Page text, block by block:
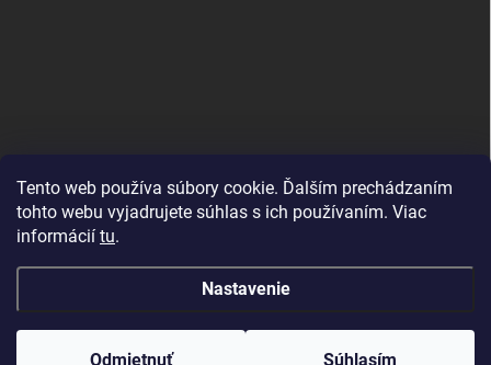
Tento web používa súbory cookie. Ďalším prechádzaním
tohto webu vyjadrujete súhlas s ich používaním. Viac
informácií tu.
Nastavenie
Odmietnuť Súhlasím
PRIJÍMAME ONLINE PLATBY
Copyright 2026 . Všetky práva vyhradené.